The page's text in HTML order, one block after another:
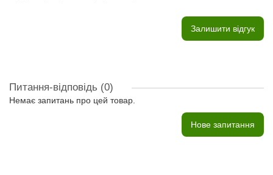
Залишити відгук
Питання-відповідь (0)
Немає запитань про цей товар.
Нове запитання